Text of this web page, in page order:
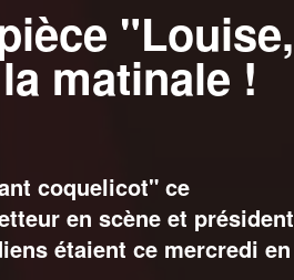
"Louise,
matinale !
coquelicot" ce
en scène et président
étaient ce mercredi en